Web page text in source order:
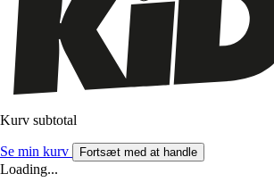
Kurv subtotal
Se min kurv Fortsæt med at handle
Loading...